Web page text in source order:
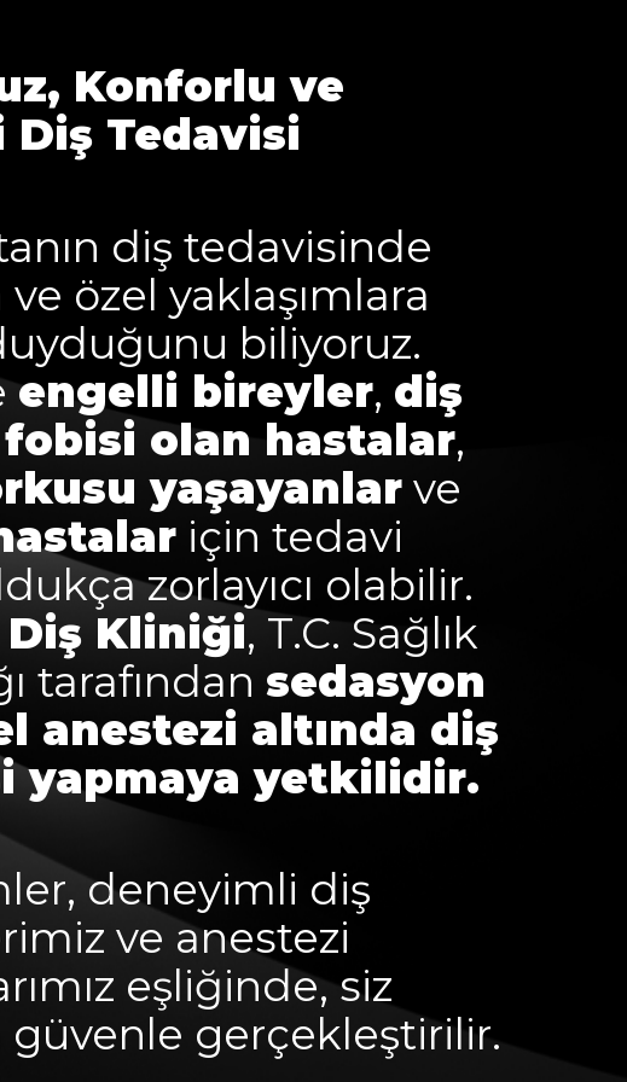
Konforlu ve
Diş Tedavisi
diş tedavisinde
ve özel yaklaşımlara
biliyoruz.
engelli bireyler, diş
olan hastalar,
yaşayanlarve
için tedavi
zorlayıcı olabilir.
Diş Kliniği, T.C. Sağlık
tarafından sedasyon
anestezi altında diş
yapmaya yetkilidir.
deneyimli diş
ve anestezi
eşliğinde, siz
güvenle gerçekleştirilir.